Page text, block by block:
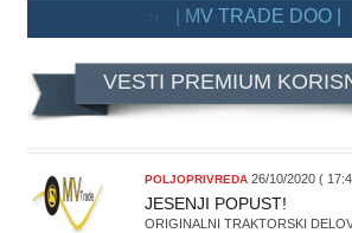
| MV TRADE DOO | |
VESTI PREMIUM
POLJOPRIVREDA 26/10/2020 (
JESENJI POPUST!
ORIGINALNI TRAKTORSKI